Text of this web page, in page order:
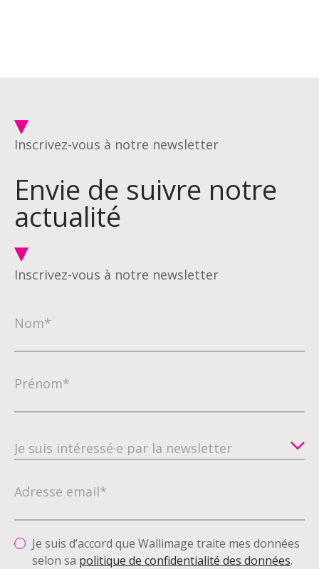
Inscrivez-vous à notre newsletter
Envie de suivre notre
actualité
Inscrivez-vous à notre newsletter
Nom*
Prénom*
Adresse email*
Je suis d’accord que Wallimage traite mes données
selon sa politique de confidentialité des données.